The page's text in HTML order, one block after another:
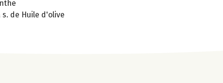
s. de Huile d'olive